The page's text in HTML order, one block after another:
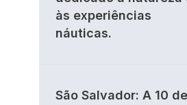
às experiências
náuticas.
São Salvador: A 10 de